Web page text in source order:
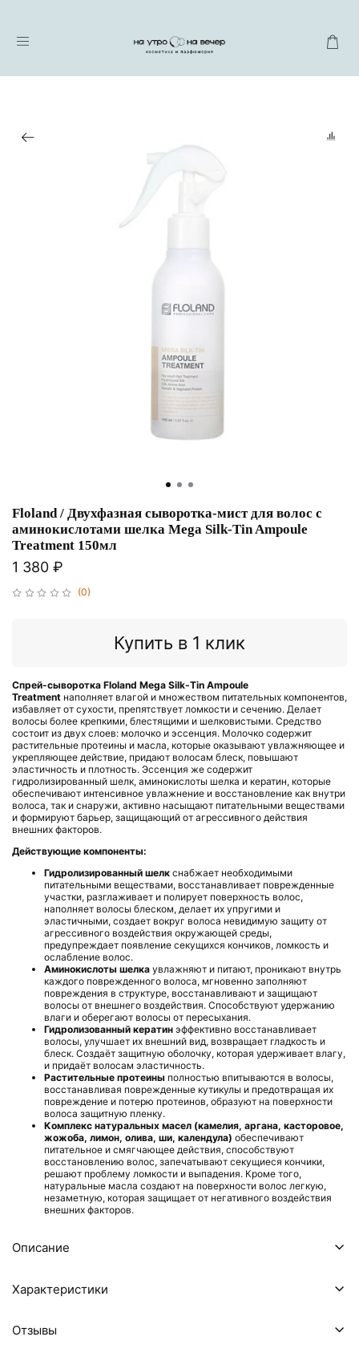
(0)
Floland / Двухфазная сыворотка-мист для волос с
аминокислотами шелка Mega Silk-Tin Ampoule
Treatment 150мл
1 380 ₽
Купить в 1 клик
Cпрей-сыворотка Floland Mega Silk-Tin Ampoule
Treatment наполняет влагой и множеством питательных компонентов,
избавляет от сухости, препятствует ломкости и сечению. Делает
волосы более крепкими, блестящими и шелковистыми. Средство
состоит из двух слоев: молочко и эссенция. Молочко содержит
растительные протеины и масла, которые оказывают увлажняющее и
укрепляющее действие, придают волосам блеск, повышают
эластичность и плотность. Эссенция же содержит
гидролизированный шелк, аминокислоты шелка и кератин, которые
обеспечивают интенсивное увлажнение и восстановление как внутри
волоса, так и снаружи, активно насыщают питательными веществами
и формируют барьер, защищающий от агрессивного действия
внешних факторов.
Действующие компоненты:
Гидролизированный шелк снабжает необходимыми
питательными веществами, восстанавливает поврежденные
участки, разглаживает и полирует поверхность волос,
наполняет волосы блеском, делает их упругими и
эластичными, создает вокруг волоса невидимую защиту от
агрессивного воздействия окружающей среды,
предупреждает появление секущихся кончиков, ломкость и
ослабление волос.
Аминокислоты шелка увлажняют и питают, проникают внутрь
каждого поврежденного волоса, мгновенно заполняют
повреждения в структуре, восстанавливают и защищают
волосы от внешнего воздействия. Способствуют удержанию
влаги и оберегают волосы от пересыхания.
Гидролизованный кератин эффективно восстанавливает
волосы, улучшает их внешний вид, возвращает гладкость и
блеск. Создаёт защитную оболочку, которая удерживает влагу,
и придаёт волосам эластичность.
Растительные протеины полностью впитываются в волосы,
восстанавливая поврежденные кутикулы и предотвращая их
повреждение и потерю протеинов, образуют на поверхности
волоса защитную пленку.
Комплекс натуральных масел (камелия, аргана, касторовое,
жожоба, лимон, олива, ши, календула) обеспечивают
питательное и смягчающее действия, способствуют
восстановлению волос, запечатывают секущиеся кончики,
решают проблему ломкости и выпадения. Кроме того,
натуральные масла создают на поверхности волос легкую,
незаметную, которая защищает от негативного воздействия
внешних факторов.
Описание
Характеристики
Отзывы